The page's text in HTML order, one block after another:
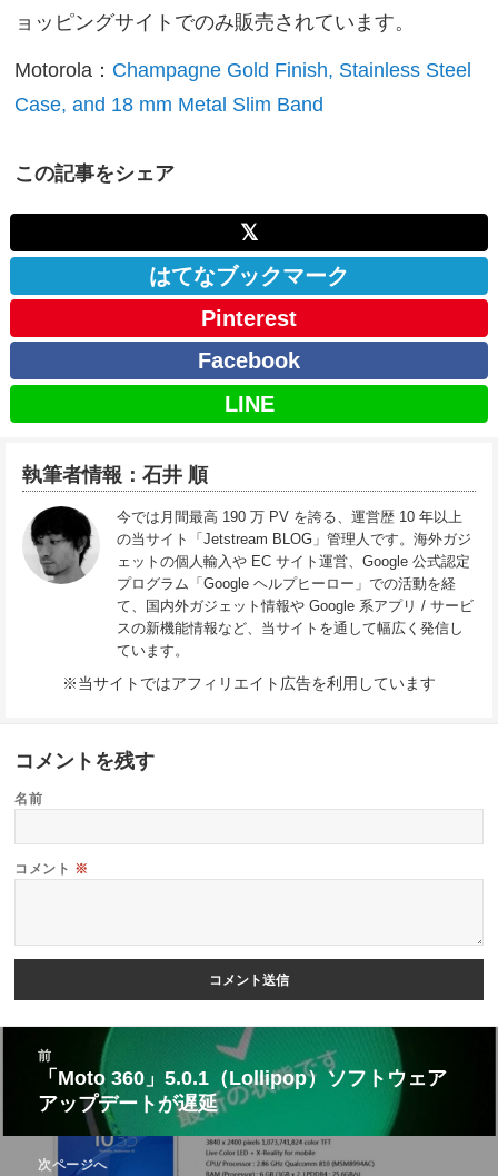
ョッピングサイトでのみ販売されています。
Motorola： Champagne Gold Finish, Stainless Steel
Case, and 18 mm Metal Slim Band
この記事をシェア
𝕏
はてなブックマーク
Pinterest
Facebook
LINE
執筆者情報：石井 順
今では月間最高 190 万 PV を誇る、運営歴 10 年以上
の当サイト「Jetstream BLOG」管理人です。海外ガジ
ェットの個人輸入や EC サイト運営、Google 公式認定
プログラム「Google ヘルプヒーロー」での活動を経
て、国内外ガジェット情報や Google 系アプリ / サービ
スの新機能情報など、当サイトを通して幅広く発信し
ています。
※当サイトではアフィリエイト広告を利用しています
コメントを残す
名前
コメント ※
ビ
前
前
の
投
「Moto 360」5.0.1（Lollipop）ソフトウェア
アップデートが遅延
次ページへ